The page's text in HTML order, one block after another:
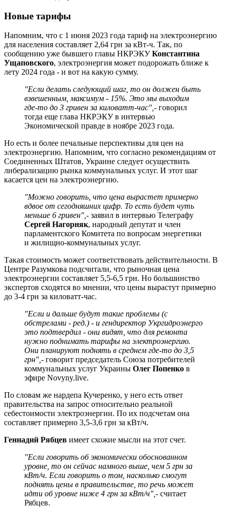
Новые тарифы
Напомним, что с 1 июня 2023 года тариф на электроэнергию
для населения составляет 2,64 грн за кВт-ч. Так, по
сообщению уже бывшего главы НКРЭКУКонстантина
Ущаповского, электроэнергия может подорожать ближе к
лету 2024 года - и вот на какую сумму.
"Если делать следующий шаг, то он должен быть
взвешенным, максимум - 15%. Это мы выходим
где-то до 3 гривен за киловатт-час", - говорил
тогда еще глава НКРЭКУ в интервью
Экономической правде в ноябре 2023 года.
Но есть и более печальные перспективы для цен на
электроэнергию. Напомним, что согласно рекомендациям от
Соединенных Штатов, Украине следует осуществить
либерализацию рынка коммунальных услуг. И этот шаг
касается цен на электроэнергию.
"Можно говорить, что цена вырастет примерно
вдвое от сегодняшних цифр. То есть будет чуть
меньше 6 гривен", - заявил в интервью Телеграфу
Сергей Нагорняк, народный депутат и член
парламентского Комитета по вопросам энергетики
и жилищно-коммунальных услуг.
Такая стоимость может соответствовать действительности. В
Центре Разумкова подсчитали, что рыночная цена
электроэнергии составляет 5,5-6,5 грн. Но большинство
экспертов сходятся во мнении, что цены вырастут примерно
до 3-4 грн за киловатт-час.
"Если и дальше будут такие проблемы (с
обстрелами - ред.) - и гендиректор Укргидроэнерго
это подтвердил - они видят, что для ремонта
нужно поднимать тарифы на электроэнергию.
Они планируют поднять в среднем где-то до 3,5
грн", - говорит председатель Союза потребителей
коммунальных услуг Украины Олег Попенко в
эфире Novyny.live.
По словам же нардепа Кучеренко, у него есть ответ
правительства на запрос относительно реальной
себестоимости электроэнергии. По их подсчетам она
составляет примерно 3,5-3,6 грн за кВт/ч.
Геннадий Рябцев имеет схожие мысли на этот счет.
"Если говорить об экономически обоснованном
уровне, то он сейчас намного выше, чем 5 грн за
кВт/ч. Если говорить о том, насколько смогут
поднять цены в правительстве, то речь может
идти об уровне ниже 4 грн за кВт/ч", - считает
Рябцев.